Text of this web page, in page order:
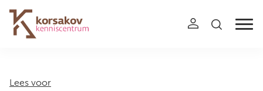
Navigation
Lees voor